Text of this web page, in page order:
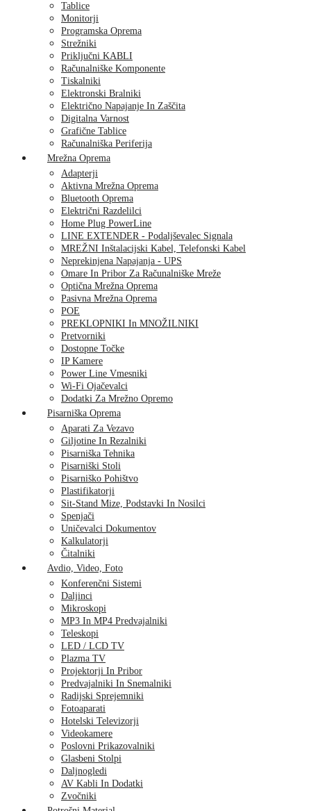
Tablice
Monitorji
Programska Oprema
Strežniki
Priključni KABLI
Računalniške Komponente
Tiskalniki
Elektronski Bralniki
Električno Napajanje In Zaščita
Digitalna Varnost
Grafične Tablice
Računalniška Periferija
Mrežna Oprema
Adapterji
Aktivna Mrežna Oprema
Bluetooth Oprema
Električni Razdelilci
Home Plug PowerLine
LINE EXTENDER - Podaljševalec Signala
MREŽNI Inštalacijski Kabel, Telefonski Kabel
Neprekinjena Napajanja - UPS
Omare In Pribor Za Računalniške Mreže
Optična Mrežna Oprema
Pasivna Mrežna Oprema
POE
PREKLOPNIKI In MNOŽILNIKI
Pretvorniki
Dostopne Točke
IP Kamere
Power Line Vmesniki
Wi-Fi Ojačevalci
Dodatki Za Mrežno Opremo
Pisarniška Oprema
Aparati Za Vezavo
Giljotine In Rezalniki
Pisarniška Tehnika
Pisarniški Stoli
Pisarniško Pohištvo
Plastifikatorji
Sit-Stand Mize, Podstavki In Nosilci
Spenjači
Uničevalci Dokumentov
Kalkulatorji
Čitalniki
Avdio, Video, Foto
Konferenčni Sistemi
Daljinci
Mikroskopi
MP3 In MP4 Predvajalniki
Teleskopi
LED / LCD TV
Plazma TV
Projektorji In Pribor
Predvajalniki In Snemalniki
Radijski Sprejemniki
Fotoaparati
Hotelski Televizorji
Videokamere
Poslovni Prikazovalniki
Glasbeni Stolpi
Daljnogledi
AV Kabli In Dodatki
Zvočniki